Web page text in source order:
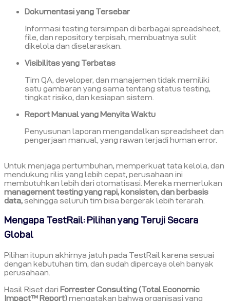
Dokumentasi yang Tersebar
Informasi testing tersimpan di berbagai spreadsheet,
file, dan repository terpisah, membuatnya sulit
dikelola dan diselaraskan.
Visibilitas yang Terbatas
Tim QA, developer, dan manajemen tidak memiliki
satu gambaran yang sama tentang status testing,
tingkat risiko, dan kesiapan sistem.
Report Manual yang Menyita Waktu
Penyusunan laporan mengandalkan spreadsheet dan
pengerjaan manual, yang rawan terjadi human error.
Untuk menjaga pertumbuhan, memperkuat tata kelola, dan
mendukung rilis yang lebih cepat, perusahaan ini
membutuhkan lebih dari otomatisasi. Mereka memerlukan
management testing yang rapi, konsisten, dan berbasis
data,sehingga seluruh tim bisa bergerak lebih terarah.
Mengapa TestRail: Pilihan yang Teruji Secara
Global
Pilihan itupun akhirnya jatuh pada TestRail karena sesuai
dengan kebutuhan tim, dan sudah dipercaya oleh banyak
perusahaan.
Hasil Riset dari Forrester Consulting (Total Economic
Impact™ Report)mengatakan bahwa organisasi yang